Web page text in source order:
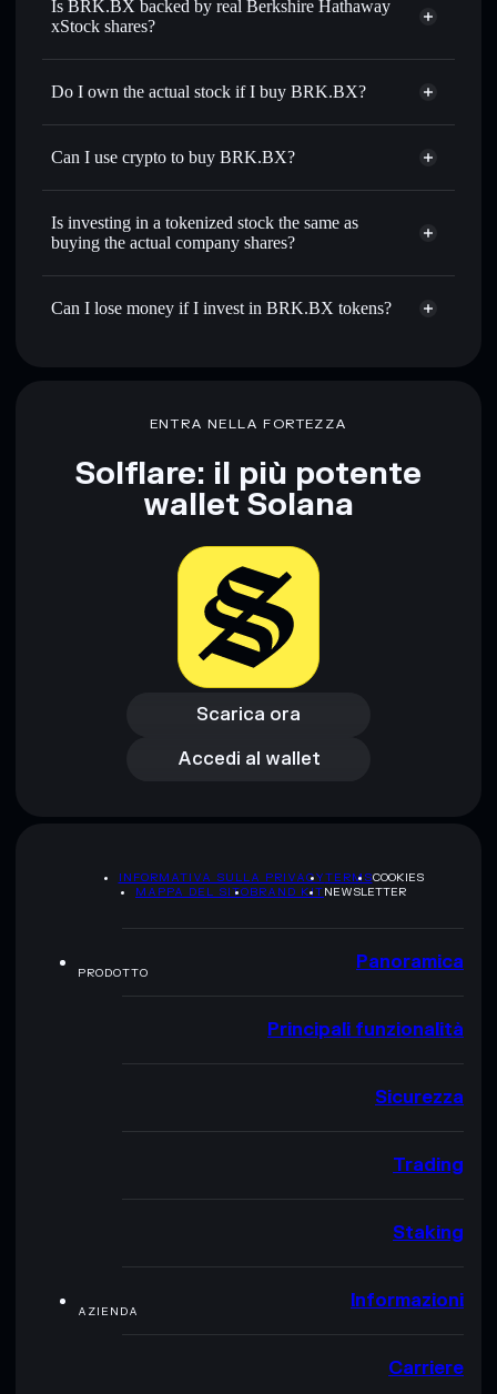
Is BRK.BX backed by real Berkshire Hathaway
xStock shares?
Do I own the actual stock if I buy BRK.BX?
Can I use crypto to buy BRK.BX?
Is investing in a tokenized stock the same as
buying the actual company shares?
Can I lose money if I invest in BRK.BX tokens?
ENTRA NELLA FORTEZZA
Solflare: il più potente
wallet Solana
Scarica ora
Scarica ora
Accedi al wallet
Accedi al wallet
INFORMATIVA SULLA PRIVACYTERMSCOOKIES
MAPPA DEL SITOBRAND KITNEWSLETTER
PRODOTTO Panoramica
Principali funzionalità
Sicurezza
Trading
Staking
AZIENDA Informazioni
Carriere